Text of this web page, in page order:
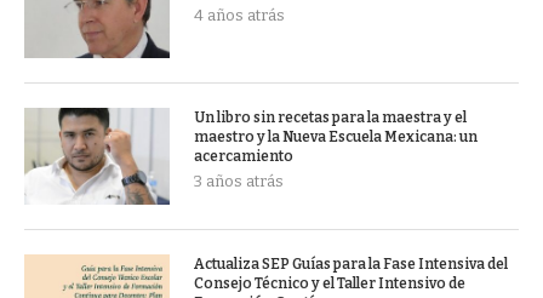
4 años atrás
Un libro sin recetas para la maestra y el
maestro y la Nueva Escuela Mexicana: un
acercamiento
3 años atrás
Actualiza SEP Guías para la Fase Intensiva del
Consejo Técnico y el Taller Intensivo de